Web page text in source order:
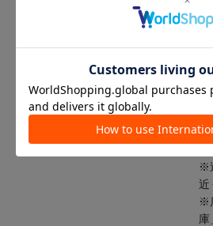
す
数
店
い
※
近
※